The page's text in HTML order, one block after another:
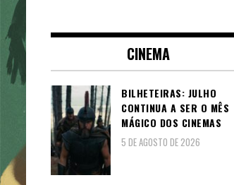
CINEMA
BILHETEIRAS: JULHO
CONTINUA A SER O MÊS
MÁGICO DOS CINEMAS
5 DE AGOSTO DE 2026